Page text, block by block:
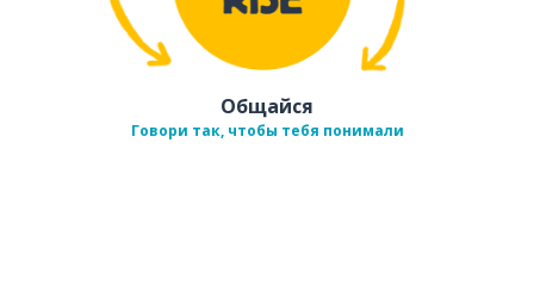
Общайся
Говори так, чтобы тебя понимали